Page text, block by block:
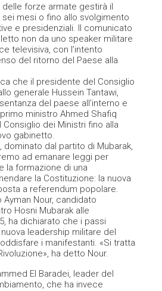
delle forze armate gestirà il
mesi o fino allo svolgimento
e presidenziali. Il comunicato
non da uno speaker militare
televisiva, con l’intento
del ritorno del Paese alla
che il presidente del Consiglio
generale Hussein Tantawi,
del paese all’interno e
ministro Ahmed Shafiq
dei Ministri fino alla
gabinetto.
dal partito di Mubarak,
ad emanare leggi per
la formazione di una
la Costituzione: la nuova
a referendum popolare.
Nour, candidato
Hosni Mubarak alle
ha dichiarato che i passi
leadership militare del
i manifestanti. «Si tratta
ha detto Nour.
El Baradei, leader del
che ha invece